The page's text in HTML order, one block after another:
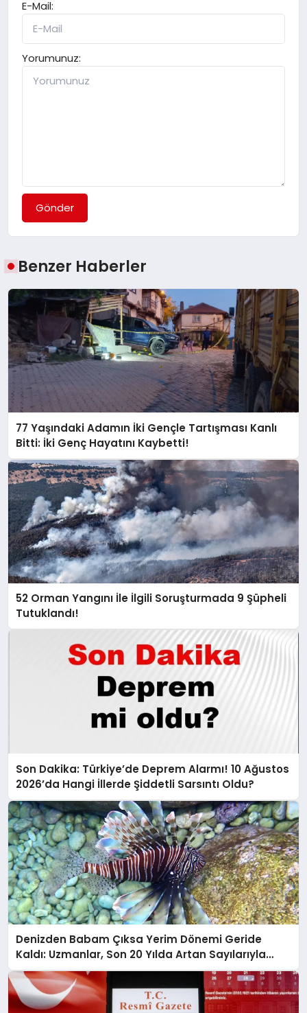
E-Mail:
Yorumunuz:
Gönder
Benzer Haberler
77 Yaşındaki Adamın İki Gençle Tartışması Kanlı
Bitti: İki Genç Hayatını Kaybetti!
52 Orman Yangını İle İlgili Soruşturmada 9 Şüpheli
Tutuklandı!
Son Dakika: Türkiye’de Deprem Alarmı! 10 Ağustos
2026’da Hangi İllerde Şiddetli Sarsıntı Oldu?
Denizden Babam Çıksa Yerim Dönemi Geride
Kaldı: Uzmanlar, Son 20 Yılda Artan Sayılarıyla
Uyarıyor!